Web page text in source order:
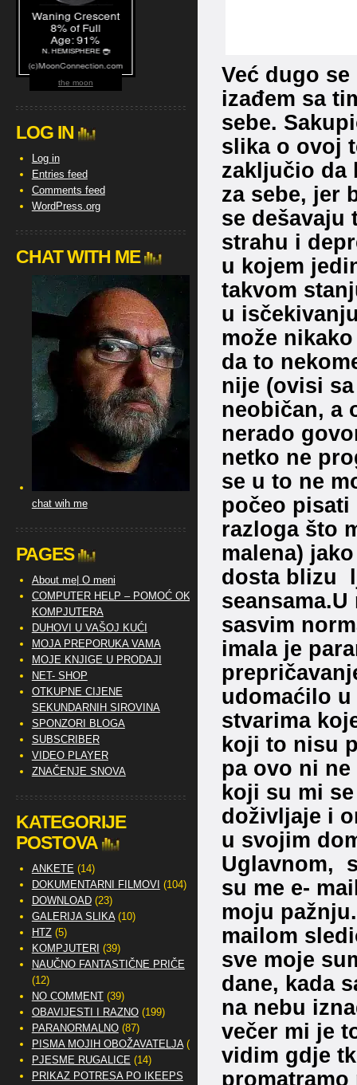
Već dugo
izađem sa
sebe.
slika o ovoj
zaključio da
za sebe, jer
se dešavaju
strahu i
u kojem
takvom
u
može
da to
nije (ovisi
neobičan, a
nerado
netko ne
se u to ne
počeo pisati
razloga što
malena)
dosta blizu
sasvim
imala je
udomaćilo u
stvarima
koji to nisu
pa ovo ni
koji su mi
doživljaje i
u svojim
Uglavnom,
su me e-
moju
mailom
sve moje
dane, kada
na nebu
večer mi je
vidim gdje
the moon
LOG IN
Log in
Entries feed
Comments feed
WordPress.org
CHAT WITH ME
chat wih me
PAGES
About me| O meni
COMPUTER HELP – POMOĆ OKO
KOMPJUTERA
DUHOVI U VAŠOJ KUĆI
MOJA PREPORUKA VAMA
MOJE KNJIGE U PRODAJI
NET- SHOP
OTKUPNE CIJENE
SEKUNDARNIH SIROVINA
SPONZORI BLOGA
SUBSCRIBER
VIDEO PLAYER
ZNAČENJE SNOVA
KATEGORIJE
POSTOVA
ANKETE (14)
DOKUMENTARNI FILMOVI (104)
DOWNLOAD(23)
GALERIJA SLIKA(10)
HTZ(5)
KOMPJUTERI (39)
NAUČNO FANTASTIČNE PRIČE
(12)
NO COMMENT(39)
OBAVIJESTI I RAZNO(199)
PARANORMALNO(87)
PISMA MOJIH OBOŽAVATELJA(2)
PJESME RUGALICE (14)
PRIKAZ POTRESA PO IKEEPS